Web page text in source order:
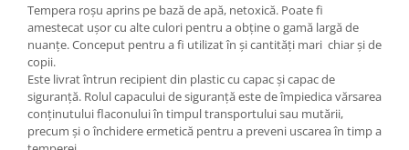
Mobilier gradinita
Montessori
Spații de joacă
Educatie inovativa
Anatomie
Comunicare
Tempera roșu aprins pe bază de apă, netoxică. Poate fi
amestecat ușor cu alte culori pentru a obține o gamă largă de
nuanțe. Conceput pentru a fi utilizat în și cantități mari chiar și de
copii.
Este livrat întrun recipient din plastic cu capac și capac de
siguranță. Rolul capacului de siguranță este de împiedica vărsarea
conținutului flaconului în timpul transportului sau mutării,
precum și o închidere ermetică pentru a preveni uscarea în timp a